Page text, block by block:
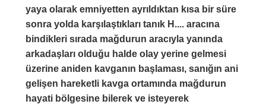
yaya olarak emniyetten ayrıldıktan kısa bir süre
sonra yolda karşılaştıkları tanık H.... aracına
bindikleri sırada mağdurun aracıyla yanında
arkadaşları olduğu halde olay yerine gelmesi
üzerine aniden kavganın başlaması, sanığın ani
gelişen hareketli kavga ortamında mağdurun
hayati bölgesine bilerek ve isteyerek